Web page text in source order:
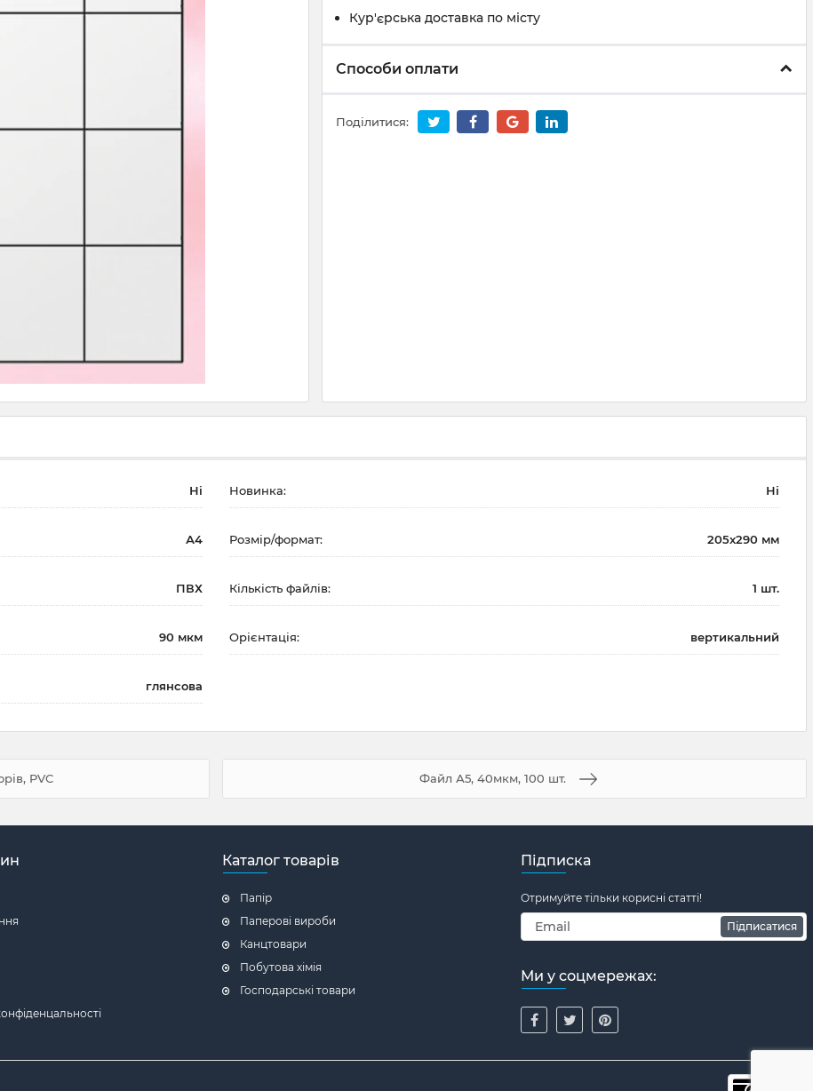
Кур'єрська доставка по місту
Способи оплати
Поділитися:
Ні Новинка: Ні
А4 Розмір/формат: 205х290 мм
ПВХ Кількість файлів: 1 шт.
90 мкм Орієнтація: вертикальний
глянсова
PVC Файл А5, 40мкм, 100 шт.
Каталог товарів
Папір
Паперові вироби
Канцтовари
Побутова хімія
Господарські товари
Підписка
Отримуйте тільки корисні статті!
Підписатися
Ми у соцмережах: